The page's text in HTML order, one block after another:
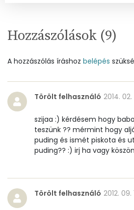
Élelmi rost
Összesen
Vitaminok
Összesen
B6 vitamin:
Hozzászólások (9)
A hozzászólás íráshoz belépés
Törölt felhasználó 2014. 02.
szijaa :) kérdésem hogy
teszünk ?? mérmint hogy
puding és ismét piskota és
puding?? :) irj ha vagy
Törölt felhasználó 2012. 09.